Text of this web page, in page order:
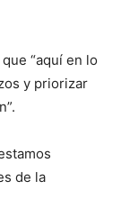
“aquí en lo
y priorizar
de la